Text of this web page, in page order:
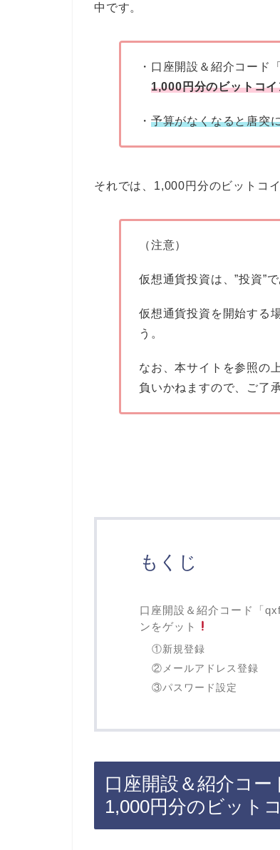
中です。
・口座開設＆紹介コード「
1,000円分のビットコイ
・ 予算がなくなると唐突
それでは、1,000円分のビットコ
（注意）
仮想通貨投資は、”投資”
仮想通貨投資を開始する
う。
なお、本サイトを参照の
負いかねますので、ご了
もくじ
口座開設＆紹介コード「
ンをゲット
①新規登録
②メールアドレス登録
③パスワード設定
口座開設＆紹介コー
1,000円分のビット